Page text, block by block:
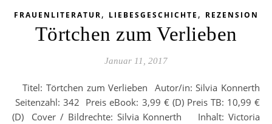
FRAUENLITERATUR, LIEBESGESCHICHTE , REZENSION
Törtchen zum Verlieben
Januar 11, 2017
Titel: Törtchen zum Verlieben Autor/in: Silvia Konnerth
Seitenzahl: 342 Preis eBook: 3,99 € (D) Preis TB: 10,99 €
(D) Cover / Bildrechte: Silvia Konnerth Inhalt: Victoria